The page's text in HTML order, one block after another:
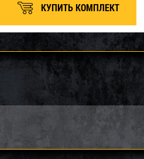
Набор для игры
"Горилла" с
уп.2
57552, Intex,
игрушка-
"Единорог" до
КУПИТЬ КОМПЛЕКТ